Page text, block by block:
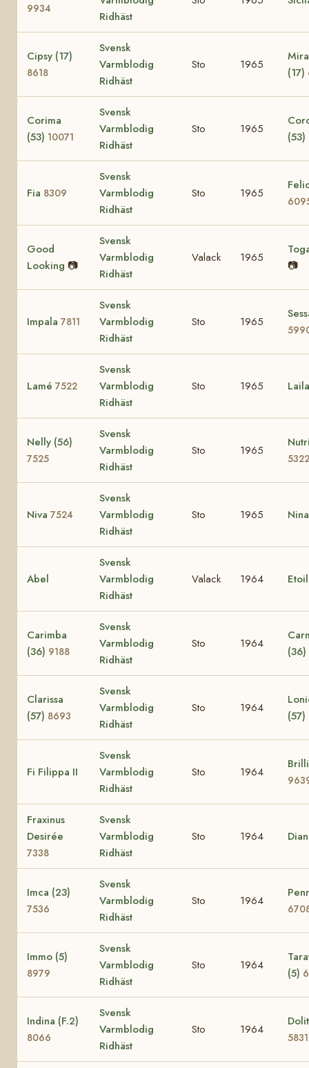
9934
Ridhäst
Cipsy (17)
8618
Svensk
Varmblodig
Ridhäst
Sto 1965
(17)
Corima
(53) 10071
Svensk
Varmblodig
Ridhäst
Sto 1965
(53)
Fia 8309
Svensk
Varmblodig
Ridhäst
Sto 1965
Good
Looking 📷
Svensk
Varmblodig
Ridhäst
Valack 1965
📷
Impala 7811
Svensk
Varmblodig
Ridhäst
Sto 1965
Lamé 7522
Svensk
Varmblodig
Ridhäst
Sto 1965
Nelly (56)
7525
Svensk
Varmblodig
Ridhäst
Sto 1965
5322
Niva 7524
Svensk
Varmblodig
Ridhäst
Sto 1965
Abel
Svensk
Varmblodig
Ridhäst
Valack 1964
Carimba
(36) 9188
Svensk
Varmblodig
Ridhäst
Sto 1964
(36)
Clarissa
(57) 8693
Svensk
Varmblodig
Ridhäst
Sto 1964
(57)
Fi Filippa II
Svensk
Varmblodig
Ridhäst
Sto 1964
Fraxinus
Desirée
7338
Svensk
Varmblodig
Ridhäst
Sto 1964
Imca (23)
7536
Svensk
Varmblodig
Ridhäst
Sto 1964
Immo (5)
8979
Svensk
Varmblodig
Ridhäst
Sto 1964
(5)
Indina (F.2)
8066
Svensk
Varmblodig
Ridhäst
Sto 1964
5831